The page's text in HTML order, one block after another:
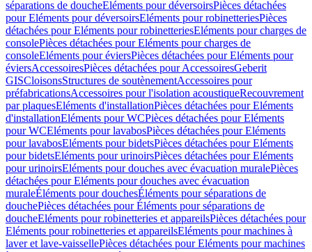
séparations de doucheEléments pour déversoirsPièces détachées
pour Eléments pour déversoirsEléments pour robinetteriesPièces
détachées pour Eléments pour robinetteriesEléments pour charges de
consolePièces détachées pour Eléments pour charges de
consoleEléments pour éviersPièces détachées pour Eléments pour
éviersAccessoiresPièces détachées pour AccessoiresGeberit
GISCloisonsStructures de soutènementAccessoires pour
préfabricationsAccessoires pour l'isolation acoustiqueRecouvrement
par plaquesEléments d'installationPièces détachées pour Eléments
d'installationEléments pour WCPièces détachées pour Eléments
pour WCEléments pour lavabosPièces détachées pour Eléments
pour lavabosEléments pour bidetsPièces détachées pour Eléments
pour bidetsEléments pour urinoirsPièces détachées pour Eléments
pour urinoirsEléments pour douches avec évacuation muralePièces
détachées pour Eléments pour douches avec évacuation
muraleÉléments pour douchesÉléments pour séparations de
douchePièces détachées pour Éléments pour séparations de
doucheEléments pour robinetteries et appareilsPièces détachées pour
Eléments pour robinetteries et appareilsEléments pour machines à
laver et lave-vaissellePièces détachées pour Eléments pour machines